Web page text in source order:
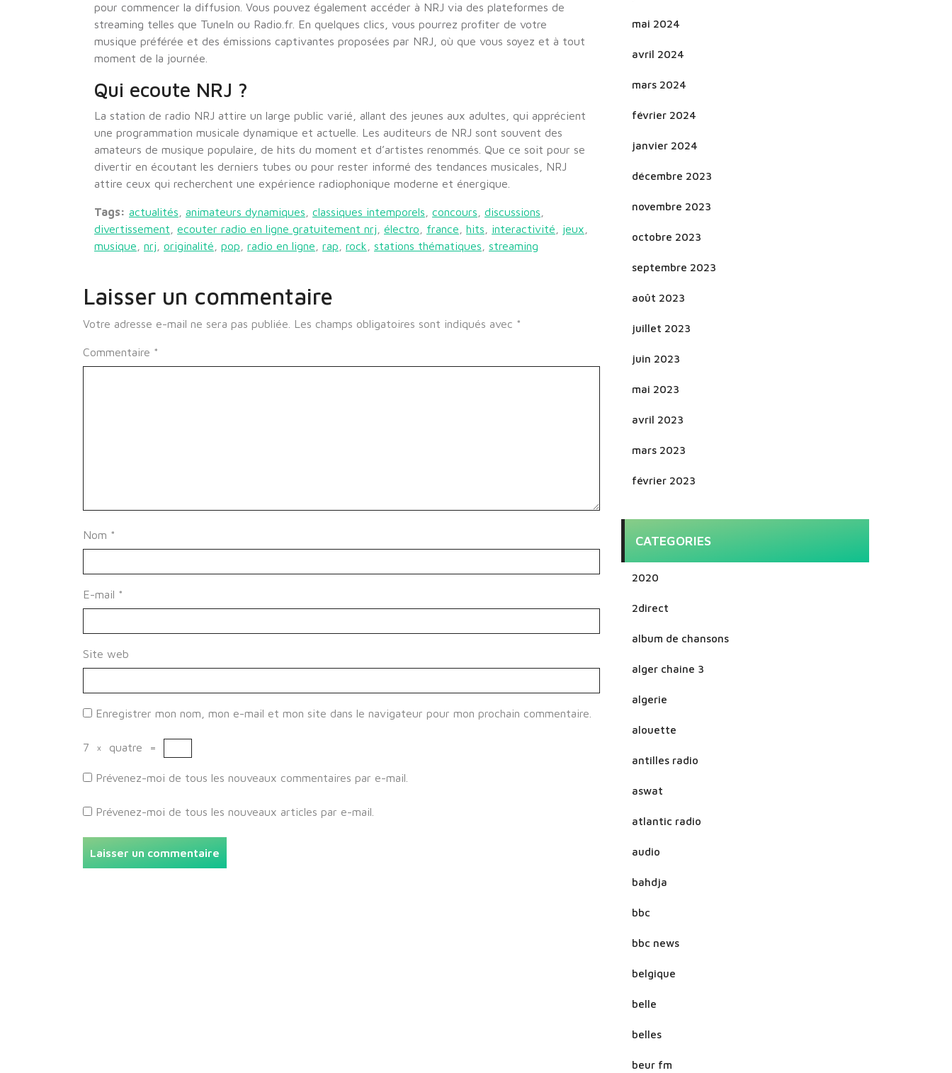
pour commencer la diffusion. Vous pouvez également accéder à NRJ via des plateformes de
streaming telles que TuneIn ou Radio.fr. En quelques clics, vous pourrez profiter de votre
musique préférée et des émissions captivantes proposées par NRJ, où que vous soyez et à tout
moment de la journée.
Qui ecoute NRJ ?
La station de radio NRJ attire un large public varié, allant des jeunes aux adultes, qui apprécient
une programmation musicale dynamique et actuelle. Les auditeurs de NRJ sont souvent des
amateurs de musique populaire, de hits du moment et d’artistes renommés. Que ce soit pour se
divertir en écoutant les derniers tubes ou pour rester informé des tendances musicales, NRJ
attire ceux qui recherchent une expérience radiophonique moderne et énergique.
Tags: actualités animateurs dynamiques classiques intemporels concours discussions
divertissement
ecouter radio en ligne gratuitement nrj électro france hits interactivité jeux
musique
nrj originalité pop radio en ligne rap rock stations thématiques streaming
Laisser un commentaire
Votre adresse e-mail ne sera pas publiée. Les champs obligatoires sont indiqués avec *
Commentaire *
Nom *
E-mail *
Site web
Enregistrer mon nom, mon e-mail et mon site dans le navigateur pour mon prochain commentaire.
7 × quatre =
Prévenez-moi de tous les nouveaux commentaires par e-mail.
Prévenez-moi de tous les nouveaux articles par e-mail.
mai 2024
avril 2024
mars 2024
février 2024
janvier 2024
décembre 2023
novembre 2023
octobre 2023
septembre 2023
août 2023
juillet 2023
juin 2023
mai 2023
avril 2023
mars 2023
février 2023
CATEGORIES
2020
2direct
album de chansons
alger chaine 3
algerie
alouette
antilles radio
aswat
atlantic radio
audio
bahdja
bbc
bbc news
belgique
belle
belles
beur fm